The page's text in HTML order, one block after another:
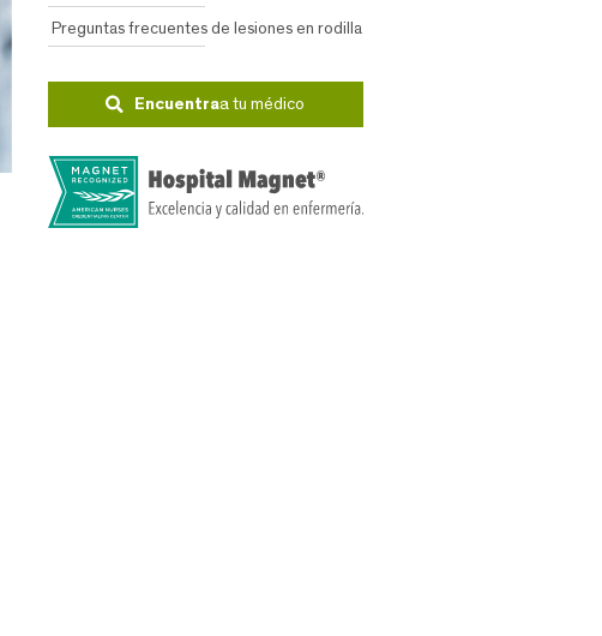
Preguntas frecuentes de lesiones en rodilla
Encuentraa tu médico